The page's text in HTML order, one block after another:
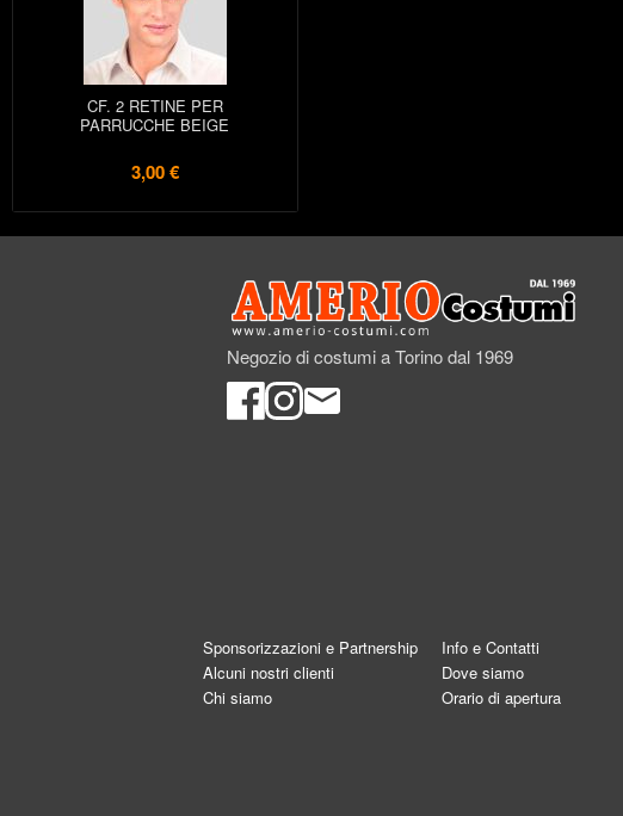
CF. 2 RETINE PER
PARRUCCHE BEIGE
3,00 €
Negozio di costumi a Torino dal 1969
Sponsorizzazioni e Partnership
Alcuni nostri clienti
Chi siamo
Info e Contatti
Dove siamo
Orario di apertura